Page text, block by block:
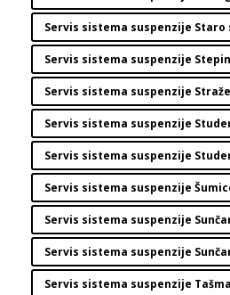
Servis sistema suspenzije Staro
Servis sistema suspenzije
Servis sistema suspenzije
Servis sistema suspenzije
Servis sistema suspenzije
Servis sistema suspenzije
Servis sistema suspenzije
Servis sistema suspenzije
Servis sistema suspenzije